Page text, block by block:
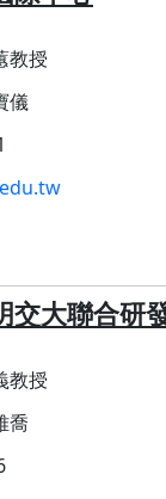
教授
儀
交大聯合研
教授
喬